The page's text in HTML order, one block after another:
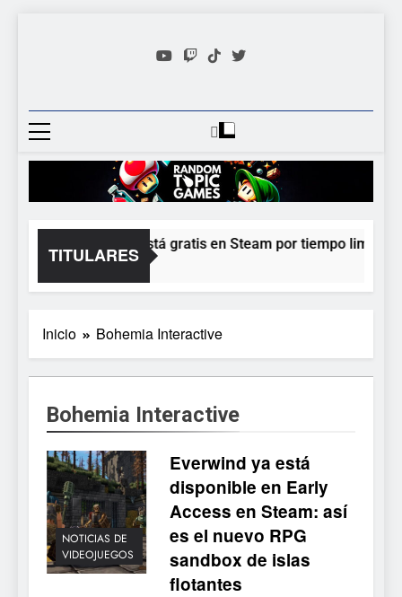
Random
Games
Videojuego Favorito
TITULARES
Moonlighter está gratis en Steam por tiempo limitado
24 Horas Atrás
Inicio Bohemia Interactive
Bohemia Interactive
NOTICIAS DE
VIDEOJUEGOS
Everwind ya está
disponible en Early
Access en Steam: así
es el nuevo RPG
sandbox de islas
flotantes